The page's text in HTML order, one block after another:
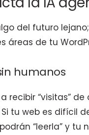
del futuro
áreas de tu
humanos
recibir “visitas”
tu web es difícil
“leerla” y